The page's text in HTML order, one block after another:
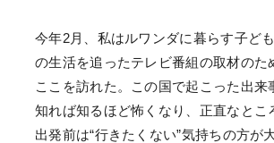
今年2月、私はルワンダに暮らす子ど
の生活を追ったテレビ番組の取材のた
ここを訪れた。この国で起こった出来
知れば知るほど怖くなり、正直なとこ
出発前は“行きたくない”気持ちの方